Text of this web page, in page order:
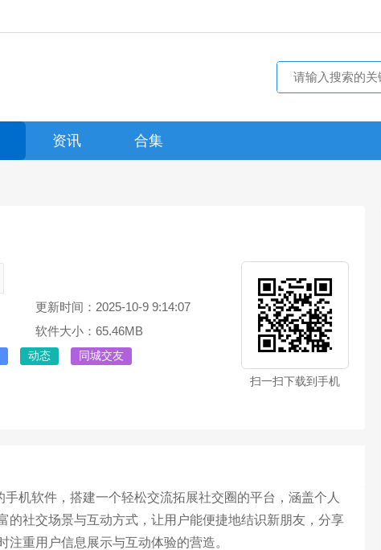
资讯 合集
更新时间：2025-10-9 9:14:07
软件大小：65.46MB
动态
同城交友
扫一扫下载到手机
机软件，搭建一个轻松交流拓展社交圈的平台，涵盖个人
的社交场景与互动方式，让用户能便捷地结识新朋友，分享
重用户信息展示与互动体验的营造。